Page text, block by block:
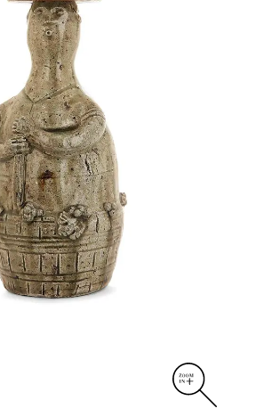
DES OEUVRES
ART SACRÉ
BESTIAIRE
BOUQUETIÈRES
ARCHITECTURALE
DU QUOTIDIEN
ET PLATS
DIVERS
PERSONNAGES
A MAIN ET CENDRIERS
PLANTES
SCÈNES DE LA VIE
ABSTRAITE